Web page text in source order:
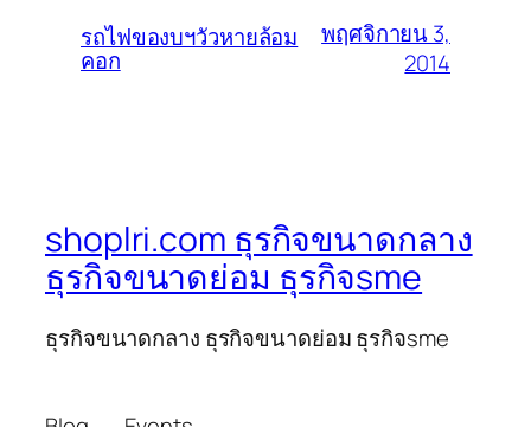
รถไฟของบฯวัวหายล้อม
คอก
พฤศจิกายน 3,
2014
shoplri.com ธุรกิจขนาดกลาง
ธุรกิจขนาดย่อม ธุรกิจsme
ธุรกิจขนาดกลาง ธุรกิจขนาดย่อม ธุรกิจsme